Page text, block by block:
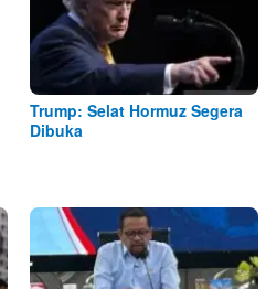
Trump: Selat Hormuz Segera
Dibuka